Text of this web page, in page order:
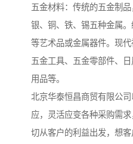
五金材料：传统的五金制品
银、铜、铁、锡五种金属
等艺术品或金属器件。现
五金工具、五金零部件、
用品等。
北京华泰恒昌商贸有限公
应，灵活应变各种采购需
切从客户的利益出发，想客